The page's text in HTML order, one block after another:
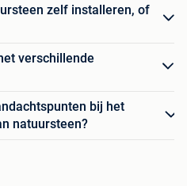
zelf installeren, of
verschillende
bij het
natuursteen?